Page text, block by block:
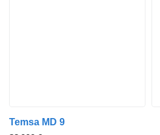
Temsa MD 9